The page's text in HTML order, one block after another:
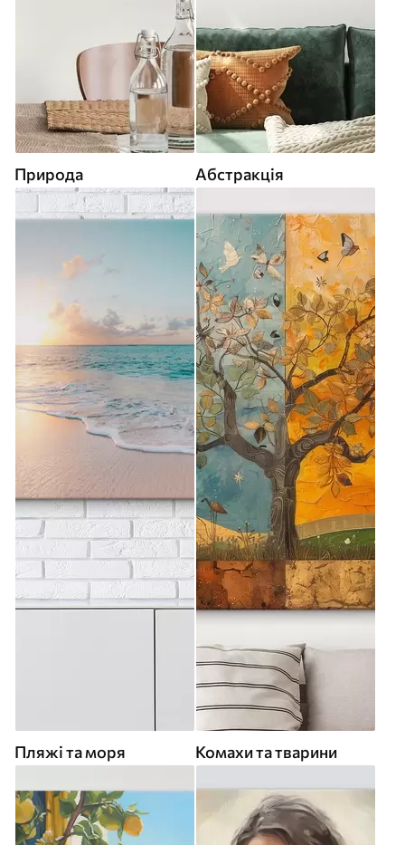
Природа Абстракція
Пляжі та моря Комахи та тварини